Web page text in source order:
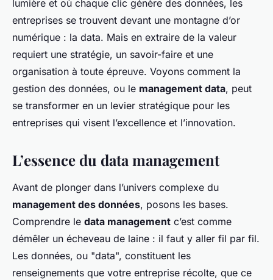
management stratégique
Antoine•7 décembre 2023•4 min de lecture
lumière et où chaque clic génère des données, les
entreprises se trouvent devant une montagne d’or
numérique : la data. Mais en extraire de la valeur
requiert une stratégie, un savoir-faire et une
organisation à toute épreuve. Voyons comment la
gestion des données, ou le management data, peut
se transformer en un levier stratégique pour les
entreprises qui visent l’excellence et l’innovation.
L’essence du data management
Avant de plonger dans l’univers complexe du
management des données, posons les bases.
Comprendre le data management c’est comme
démêler un écheveau de laine : il faut y aller fil par fil.
Les données, ou "data", constituent les
renseignements que votre entreprise récolte, que ce